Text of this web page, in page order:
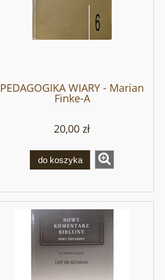
PEDAGOGIKA WIARY - Marian
Finke-A
20,00 zł
do koszyka